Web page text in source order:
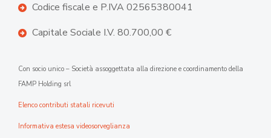
Codice fiscale e P.IVA 02565380041
Capitale Sociale I.V. 80.700,00 €
Con socio unico – Società assoggettata alla direzione e coordinamento della
FAMP Holding srl
Elenco contributi statali ricevuti
Informativa estesa videosorveglianza